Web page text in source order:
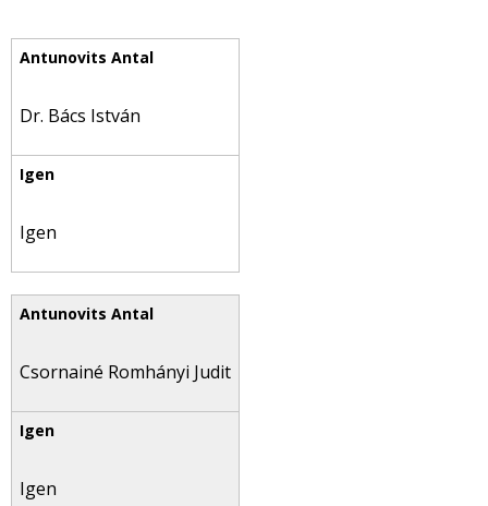
Dr. Bács István
Igen
Csornainé Romhányi Judit
Igen